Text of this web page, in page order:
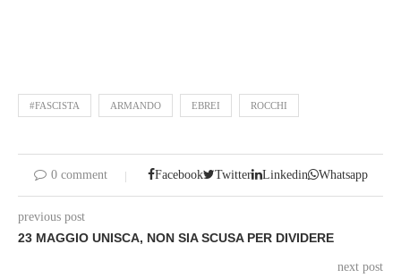
#FASCISTA ARMANDO EBREI ROCCHI
0 comment Facebook Twitter Linkedin Whatsapp
previous post
23 MAGGIO UNISCA, NON SIA SCUSA PER DIVIDERE
next post